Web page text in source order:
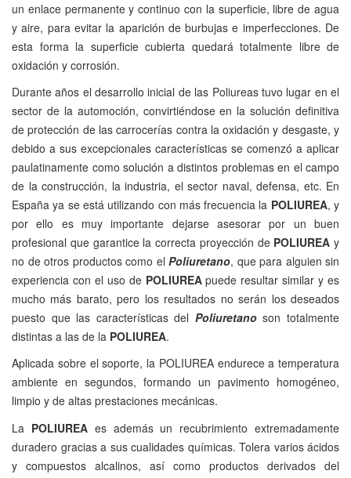
un enlace permanente y continuo con la superficie, libre de agua
y aire, para evitar la aparición de burbujas e imperfecciones. De
esta forma la superficie cubierta quedará totalmente libre de
oxidación y corrosión.
Durante años el desarrollo inicial de las Poliureas tuvo lugar en el
sector de la automoción, convirtiéndose en la solución definitiva
de protección de las carrocerías contra la oxidación y desgaste, y
debido a sus excepcionales características se comenzó a aplicar
paulatinamente como solución a distintos problemas en el campo
de la construcción, la industria, el sector naval, defensa, etc. En
España ya se está utilizando con más frecuencia la POLIUREA, y
por ello es muy importante dejarse asesorar por un buen
profesional que garantice la correcta proyección de POLIUREA y
no de otros productos como el Poliuretano, que para alguien sin
experiencia con el uso de POLIUREApuede resultar similar y es
mucho más barato, pero los resultados no serán los deseados
puesto que las características del Poliuretanoson totalmente
distintas a las de la POLIUREA.
Aplicada sobre el soporte, la POLIUREAendurece a temperatura
ambiente en segundos, formando un pavimento homogéneo,
limpio y de altas prestaciones mecánicas.
La POLIUREAes además un recubrimiento extremadamente
duradero gracias a sus cualidades químicas. Tolera varios ácidos
y compuestos alcalinos, así como productos derivados del